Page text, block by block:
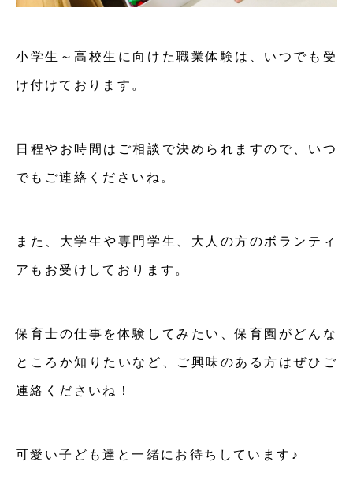
小学生～高校生に向けた職業体験は、いつでも受
け付けております。
日程やお時間はご相談で決められますので、いつ
でもご連絡くださいね。
また、大学生や専門学生、大人の方のボランティ
アもお受けしております。
保育士の仕事を体験してみたい、保育園がどんな
ところか知りたいなど、ご興味のある方はぜひご
連絡くださいね！
可愛い子ども達と一緒にお待ちしています♪